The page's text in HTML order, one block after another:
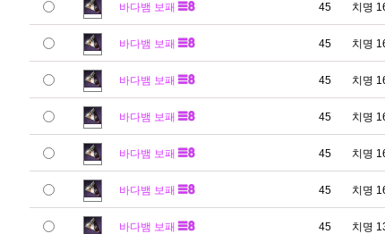
바다뱀 보패 45 치명
바다뱀 보패 45 치명
바다뱀 보패 45 치명
바다뱀 보패 45 치명
바다뱀 보패 45 치명
바다뱀 보패 45 치명
바다뱀 보패 45 치명